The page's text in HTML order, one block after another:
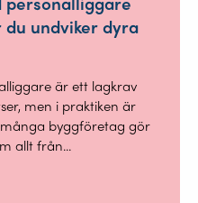
undviker dyra
är ett lagkrav
men i praktiken är
byggföretag gör
allt från...